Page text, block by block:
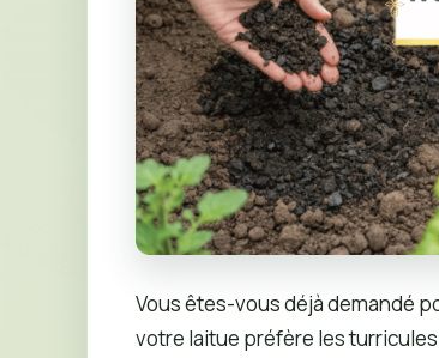
Vous êtes-vous déjà demandé
votre laitue préfère les